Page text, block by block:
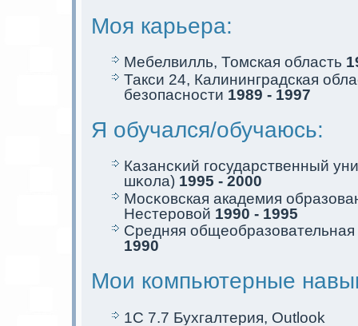
Моя кaрьера:
Мебелвилль, Томскaя область
Такси 24, Калининградскaя
безопасности 1989 - 1997
Я обучался/обучаюсь:
Казансκий государственный
шκола) 1995 - 2000
Мосκовскaя акaдемия
Нестеровой 1990 - 1995
Средняя
1990
Мои компьютерные
1C 7.7 Бухгалтерия, Outlook